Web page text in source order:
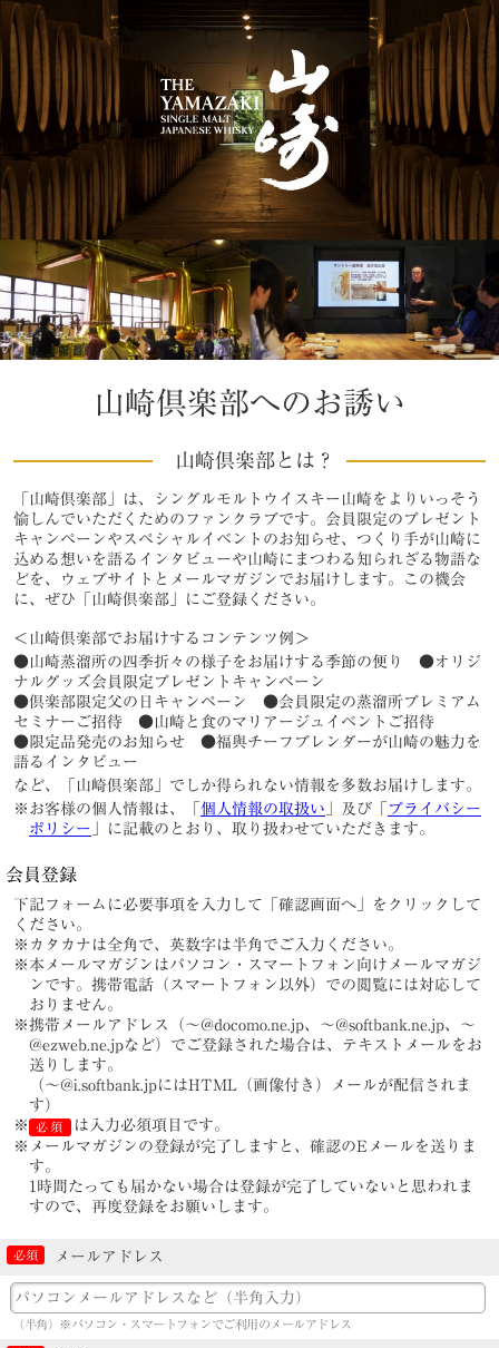
山崎倶楽部へのお誘い
山崎倶楽部とは？
「山崎倶楽部」は、シングルモルトウイスキー山崎をよりいっそう
愉しんでいただくためのファンクラブです。会員限定のプレゼント
キャンペーンやスペシャルイベントのお知らせ、つくり手が山崎に
込める想いを語るインタビューや山崎にまつわる知られざる物語な
どを、ウェブサイトとメールマガジンでお届けします。この機会
に、ぜひ「山崎倶楽部」にご登録ください。
＜山崎倶楽部でお届けするコンテンツ例＞
●山崎蒸溜所の四季折々の様子をお届けする季節の便り ●オリジ
ナルグッズ会員限定プレゼントキャンペーン
●倶楽部限定父の日キャンペーン ●会員限定の蒸溜所プレミアム
セミナーご招待 ●山崎と食のマリアージュイベントご招待
●限定品発売のお知らせ ●福與チーフブレンダーが山崎の魅力を
語るインタビュー
など、「山崎倶楽部」でしか得られない情報を多数お届けします。
※お客様の個人情報は、「 個人情報の取扱い 」及び「
プライバシー
ポリシー 」に記載のとおり、取り扱わせていただきます。
会員登録
下記フォームに必要事項を入力して「確認画面へ」をクリックして
ください。
※カタカナは全角で、英数字は半角でご入力ください。
※本メールマガジンはパソコン・スマートフォン向けメールマガジ
ンです。携帯電話（スマートフォン以外）での閲覧には対応して
おりません。
※携帯メールアドレス（～@docomo.ne.jp、～@softbank.ne.jp、～
@ezweb.ne.jpなど）でご登録された場合は、テキストメールをお
送りします。
（～@i.softbank.jpにはHTML（画像付き）メールが配信されま
す）
※
必須
は入力必須項目です。
※メールマガジンの登録が完了しますと、確認のEメールを送りま
す。
1時間たっても届かない場合は登録が完了していないと思われま
すので、再度登録をお願いします。
メールアドレス
（半角）※パソコン・スマートフォンでご利用のメールアドレス